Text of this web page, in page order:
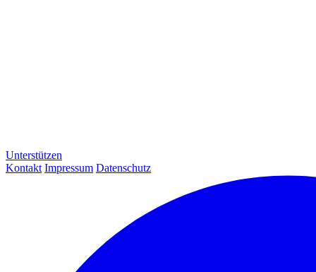
Unterstützen
Kontakt Impressum Datenschutz